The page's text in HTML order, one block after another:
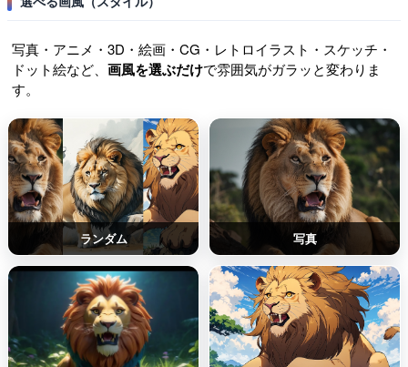
写真・アニメ・3D・絵画・CG・レトロイラスト・スケッチ・
ドット絵など、 画風を選ぶだけで雰囲気がガラッと変わりま
す。
ランダム 写真